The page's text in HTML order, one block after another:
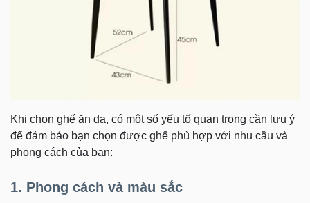
Khi chọn ghế ăn da, có một số yếu tố quan trọng cần lưu ý
để đảm bảo bạn chọn được ghế phù hợp với nhu cầu và
phong cách của bạn:
1. Phong cách và màu sắc